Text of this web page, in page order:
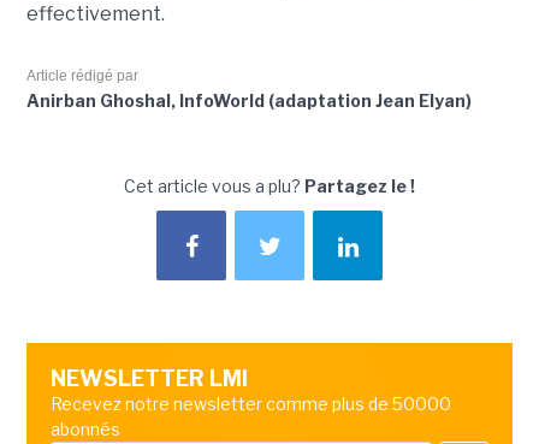
effectivement.
Article rédigé par
Anirban Ghoshal, InfoWorld (adaptation Jean Elyan)
Cet article vous a plu? Partagez le !
NEWSLETTER LMI
Recevez notre newsletter comme plus de 50000
abonnés